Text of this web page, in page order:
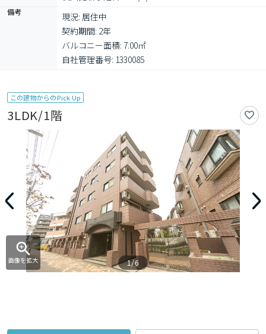
備考
現況: 居住中
契約期間: 2年
バルコニー面積: 7.00㎡
自社管理番号: 1330085
この建物からのPick Up
3LDK/1階
画像を拡大 1/6